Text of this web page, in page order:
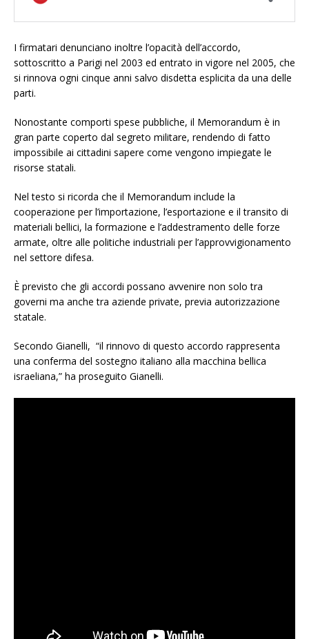
I firmatari denunciano inoltre l’opacità dell’accordo,
sottoscritto a Parigi nel 2003 ed entrato in vigore nel 2005, che
si rinnova ogni cinque anni salvo disdetta esplicita da una delle
parti.
Nonostante comporti spese pubbliche, il Memorandum è in
gran parte coperto dal segreto militare, rendendo di fatto
impossibile ai cittadini sapere come vengono impiegate le
risorse statali.
Nel testo si ricorda che il Memorandum include la
cooperazione per l’importazione, l’esportazione e il transito di
materiali bellici, la formazione e l’addestramento delle forze
armate, oltre alle politiche industriali per l’approvvigionamento
nel settore difesa.
È previsto che gli accordi possano avvenire non solo tra
governi ma anche tra aziende private, previa autorizzazione
statale.
Secondo Gianelli, “il rinnovo di questo accordo rappresenta
una conferma del sostegno italiano alla macchina bellica
israeliana,” ha proseguito Gianelli.